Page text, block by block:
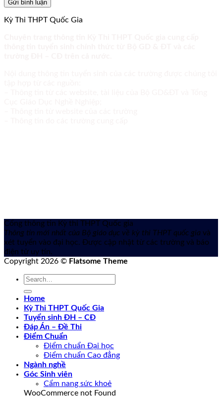
Kỳ Thi THPT Quốc Gia
Cổng thông tin Kỳ thi THPT Quốc gia
Thông tin mới nhất của Bộ giáo dục về kỳ thi THPT quốc gia và
xét tuyển vào đại học. Được cập nhật từ các trường và báo
điện tử uy tín.
Copyright 2026 © Flatsome Theme
Home
Kỳ Thi THPT Quốc Gia
Tuyển sinh ĐH – CĐ
Đáp Án – Đề Thi
Điểm Chuẩn
Điểm chuẩn Đại học
Điểm chuẩn Cao đẳng
Ngành nghề
Góc Sinh viên
Cẩm nang sức khoẻ
WooCommerce not Found